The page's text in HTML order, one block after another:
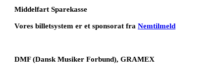
Middelfart Sparekasse
Vores billetsystem er et sponsorat fra Nemtilmeld
DMF (Dansk Musiker Forbund), GRAMEX